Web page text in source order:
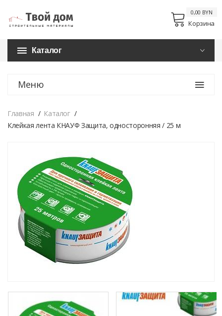
Корзина
0,00 BYN
Каталог
Меню
Главная
Каталог
Клейкая лента КНАУФ Защита, односторонняя / 25 м